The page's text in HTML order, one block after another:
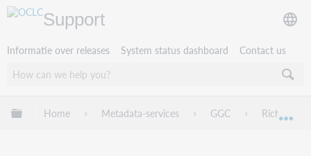
Support
Informatie over releases System status dashboard Contact us
Mondiale hiërarchie uitvouwen / samenvouwen
Home Metadata-services GGC Richtlijnen